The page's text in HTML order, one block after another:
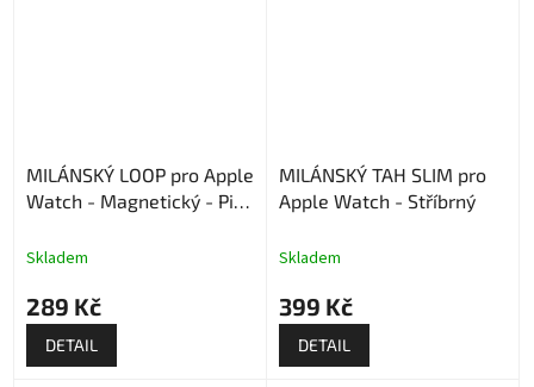
MILÁNSKÝ LOOP pro Apple
Watch - Magnetický - Pink
Skladem
289 Kč
DETAIL
MILÁNSKÝ TAH SLIM pro
Apple Watch - Stříbrný
Skladem
399 Kč
DETAIL